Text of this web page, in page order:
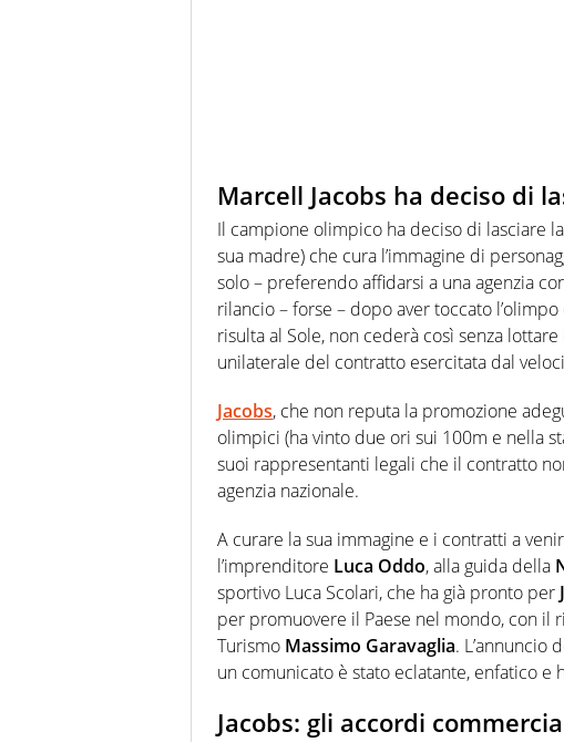
Marcell Jacobs ha deciso di
Il campione olimpico ha deciso di lasciare la
sua madre) che cura l’immagine di
solo – preferendo affidarsi a una agenzia
rilancio – forse – dopo aver toccato
risulta al Sole, non cederà così senza
unilaterale del contratto esercitata dal
Jacobs, che non reputa la promozione
olimpici (ha vinto due ori sui 100m e nella
suoi rappresentanti legali che il contratto
agenzia nazionale.
A curare la sua immagine e i contratti a
l’imprenditore Luca Oddo, alla guida della
sportivo Luca Scolari, che ha già pronto per
per promuovere il Paese nel mondo, con
Turismo Massimo Garavaglia. L’annuncio
un comunicato è stato eclatante, enfatico
Jacobs: gli accordi